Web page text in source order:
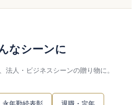
なシーンに
法人・ビジネスシーンの贈り物に。